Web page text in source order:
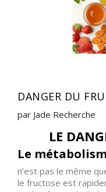
votre
vie
Infrarouges
Harmoniseurs
DANGER DU
par Jade Recherche
LE
Le
n’est pas le même
le fructose est